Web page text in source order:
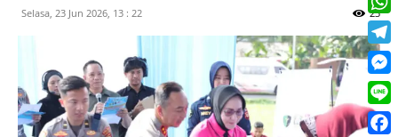
Selasa, 23 Jun 2026, 13 : 22 23
Line